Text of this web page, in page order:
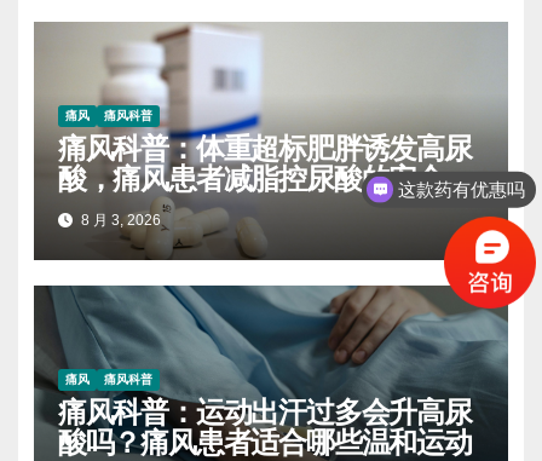
痛风 痛风科普
痛风科普：体重超标肥胖诱发高尿
酸，痛风患者减脂控尿酸的安全方
式8 月 3, 2026
痛风 痛风科普
痛风科普：运动出汗过多会升高尿
酸吗？痛风患者适合哪些温和运动
这款药有优惠吗